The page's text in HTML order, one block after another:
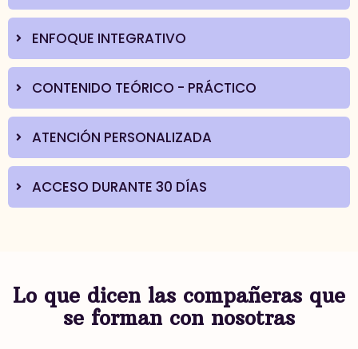
ENFOQUE INTEGRATIVO
CONTENIDO TEÓRICO - PRÁCTICO
ATENCIÓN PERSONALIZADA
ACCESO DURANTE 30 DÍAS
Lo que dicen las compañeras que
se forman con nosotras